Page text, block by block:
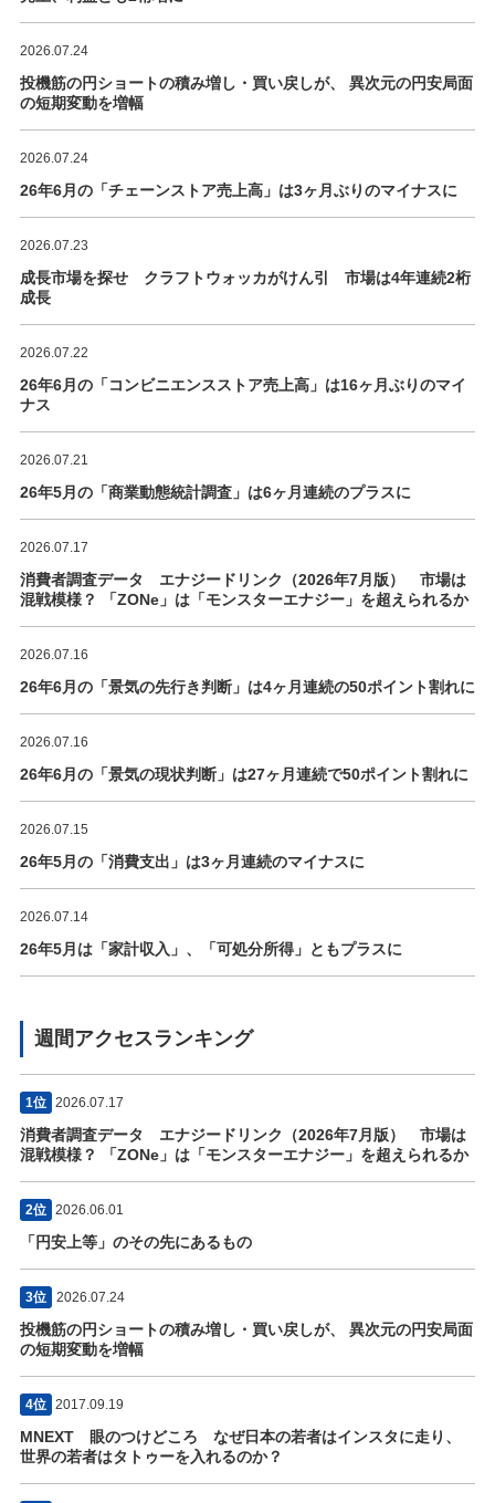
2026.07.24
投機筋の円ショートの積み増し・買い戻しが、 異次元の円安局面
の短期変動を増幅
2026.07.24
26年6月の「チェーンストア売上高」は3ヶ月ぶりのマイナスに
2026.07.23
成長市場を探せ クラフトウォッカがけん引 市場は4年連続2桁
成長
2026.07.22
26年6月の「コンビニエンスストア売上高」は16ヶ月ぶりのマイ
ナス
2026.07.21
26年5月の「商業動態統計調査」は6ヶ月連続のプラスに
2026.07.17
消費者調査データ エナジードリンク（2026年7月版） 市場は
混戦模様？ 「ZONe」は「モンスターエナジー」を超えられるか
2026.07.16
26年6月の「景気の先行き判断」は4ヶ月連続の50ポイント割れに
2026.07.16
26年6月の「景気の現状判断」は27ヶ月連続で50ポイント割れに
2026.07.15
26年5月の「消費支出」は3ヶ月連続のマイナスに
2026.07.14
26年5月は「家計収入」、「可処分所得」ともプラスに
週間アクセスランキング
1位 2026.07.17
消費者調査データ エナジードリンク（2026年7月版） 市場は
混戦模様？ 「ZONe」は「モンスターエナジー」を超えられるか
2位 2026.06.01
「円安上等」のその先にあるもの
3位 2026.07.24
投機筋の円ショートの積み増し・買い戻しが、 異次元の円安局面
の短期変動を増幅
4位 2017.09.19
MNEXT 眼のつけどころ なぜ日本の若者はインスタに走り、
世界の若者はタトゥーを入れるのか？